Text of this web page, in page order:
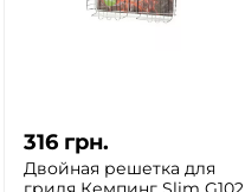
316 грн.
Двойная решетка для